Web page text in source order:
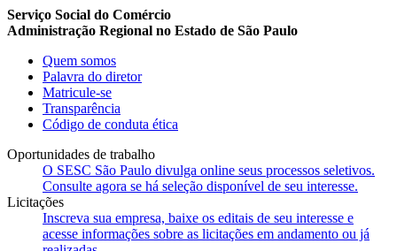
Serviço Social do Comércio
Administração Regional no Estado de São Paulo
Quem somos
Palavra do diretor
Matricule-se
Transparência
Código de conduta ética
Oportunidades de trabalho
O SESC São Paulo divulga online seus processos seletivos.
Consulte agora se há seleção disponível de seu interesse.
Licitações
Inscreva sua empresa, baixe os editais de seu interesse e
acesse informações sobre as licitações em andamento ou já